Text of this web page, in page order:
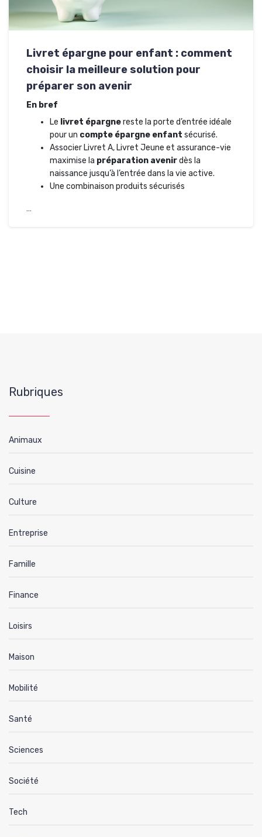
Livret épargne pour enfant : comment
choisir la meilleure solution pour
préparer son avenir
En bref
Le livret épargnereste la porte d’entrée idéale
pour un compte épargne enfant sécurisé.
Associer Livret A, Livret Jeune et assurance-vie
maximise la préparation avenirdès la
naissance jusqu’à l’entrée dans la vie active.
Une combinaison produits sécurisés
…
Rubriques
Animaux
Cuisine
Culture
Entreprise
Famille
Finance
Loisirs
Maison
Mobilité
Santé
Sciences
Société
Tech